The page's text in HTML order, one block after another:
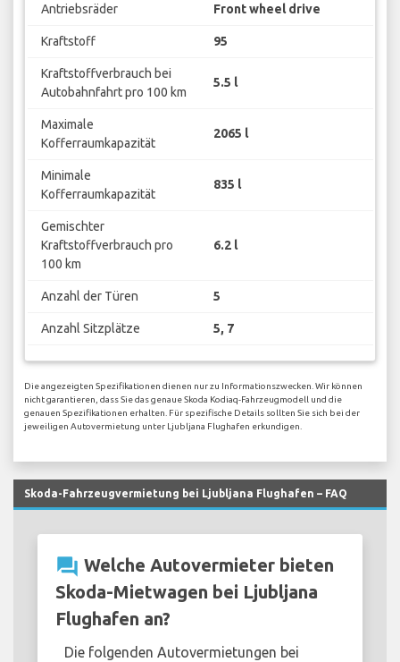
Antriebsräder Front wheel drive
Kraftstoff 95
Kraftstoffverbrauch bei
Autobahnfahrt pro 100 km
5.5 l
Maximale
Kofferraumkapazität
2065 l
Minimale
Kofferraumkapazität
835 l
Gemischter
Kraftstoffverbrauch pro
100 km
6.2 l
Anzahl der Türen 5
Anzahl Sitzplätze 5, 7
Die angezeigten Spezifikationen dienen nur zu Informationszwecken. Wir können
nicht garantieren, dass Sie das genaue Skoda Kodiaq-Fahrzeugmodell und die
genauen Spezifikationen erhalten. Für spezifische Details sollten Sie sich bei der
jeweiligen Autovermietung unter Ljubljana Flughafen erkundigen.
Skoda-Fahrzeugvermietung bei Ljubljana Flughafen – FAQ
question_answer Welche Autovermieter bieten
Skoda-Mietwagen bei Ljubljana
Flughafen an?
Die folgenden Autovermietungen bei